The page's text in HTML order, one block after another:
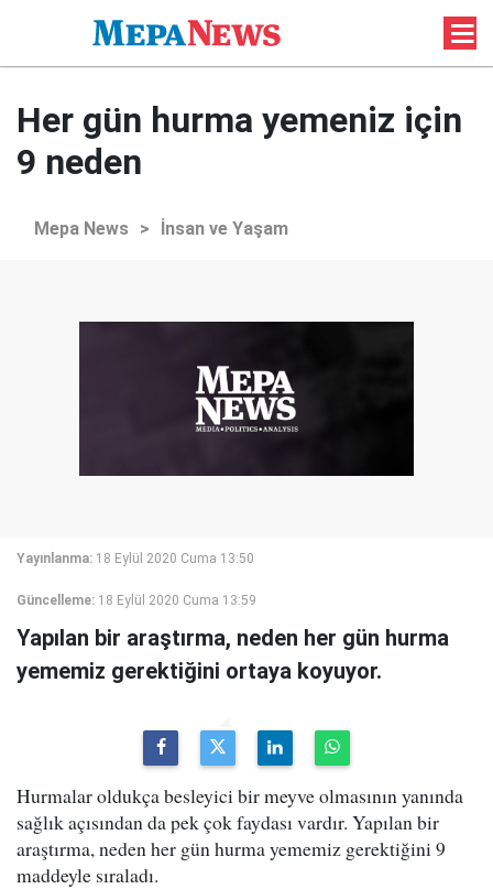
Her gün hurma yemeniz için
9 neden
Mepa News > İnsan ve Yaşam
Yayınlanma: 18 Eylül 2020 Cuma 13:50
Güncelleme: 18 Eylül 2020 Cuma 13:59
Yapılan bir araştırma, neden her gün hurma
yememiz gerektiğini ortaya koyuyor.
Hurmalar oldukça besleyici bir meyve olmasının yanında
sağlık açısından da pek çok faydası vardır. Yapılan bir
araştırma, neden her gün hurma yememiz gerektiğini 9
maddeyle sıraladı.